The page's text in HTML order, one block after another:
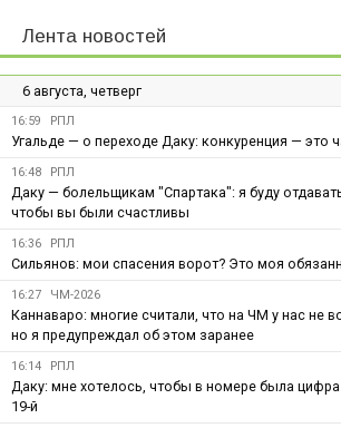
Лента новостей
6 августа, четверг
16:59 РПЛ
Угальде — о переходе Даку: конкуренция — это
16:48 РПЛ
Даку — болельщикам "Спартака": я буду
чтобы вы были счастливы
16:36 РПЛ
Сильянов: мои спасения ворот? Это моя
16:27 ЧМ-2026
Каннаваро: многие считали, что на ЧМ у нас не
но я предупреждал об этом заранее
16:14 РПЛ
Даку: мне хотелось, чтобы в номере была
19-й